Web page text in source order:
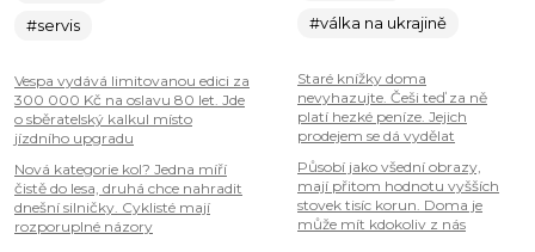
#servis
Vespa vydává limitovanou edici za
300 000 Kč na oslavu 80 let. Jde
o sběratelský kalkul místo
jízdního upgradu
Nová kategorie kol? Jedna míří
čistě do lesa, druhá chce nahradit
dnešní silničky. Cyklisté mají
rozporuplné názory
#válka na ukrajině
Staré knížky doma
nevyhazujte. Češi teď za ně
platí hezké peníze. Jejich
prodejem se dá vydělat
Působí jako všední obrazy,
mají přitom hodnotu vyšších
stovek tisíc korun. Doma je
může mít kdokoliv z nás